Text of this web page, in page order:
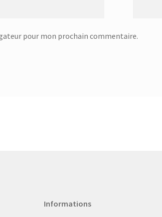
pour mon prochain commentaire.
Informations